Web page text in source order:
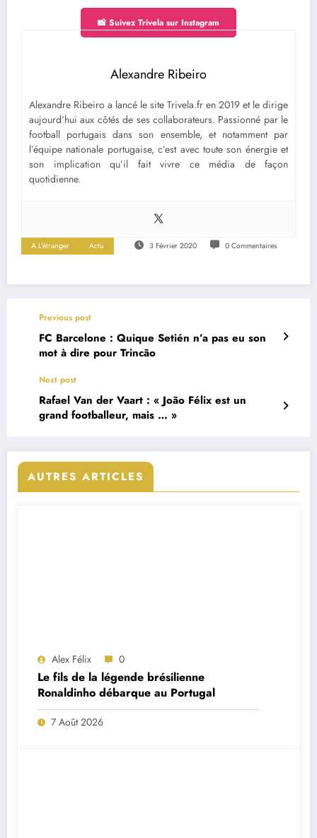
📸 Suivez Trivela sur Instagram
Alexandre Ribeiro
Alexandre Ribeiro a lancé le site Trivela.fr en 2019 et le dirige
aujourd’hui aux côtés de ses collaborateurs. Passionné par le
football portugais dans son ensemble, et notamment par
l’équipe nationale portugaise, c’est avec toute son énergie et
son implication qu’il fait vivre ce média de façon
quotidienne.
A L'étranger Actu 3 Février 2020 0 Commentaires
Previous post
FC Barcelone : Quique Setién n’a pas eu son
mot à dire pour Trincão
Next post
Rafael Van der Vaart : « João Félix est un
grand footballeur, mais … »
AUTRES ARTICLES
Alex Félix 0
Le fils de la légende brésilienne
Ronaldinho débarque au Portugal
7 Août 2026